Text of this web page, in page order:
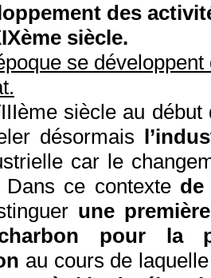
des
siècle.
se
siècle au début
désormais
car le
Dans ce contexte de
une première
pour la
au cours de